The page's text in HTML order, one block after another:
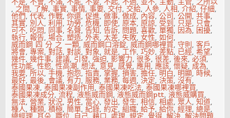
, 之間, 了解,事實,事情,事要, 交付, 交給,人參,人相,介紹,仔細,
他們,代表,作戰,你還,促進,做事,做成, 內容,公司,公開,共事,
其實, 別人,利用,功勞,危機, 即使,原本,原諒, 受到, 只是, 只會,
可不, 吃悶, 同事,名聲,告知,告訴, 問題,喜歡,單獨, 因為, 困擾,
執行,報告,場合,塑造,外表,太差,失敗,女性,如何,
威而鋼 四 分 之 一顆,威而鋼口溶錠,威而鋼哪裡買,守則,客戶,
將會,專案,對話,對談,對象,就是,工作,巧妙,差點, 已經,希望,
幾件,幾件事, 建議, 引發,強迫, 影響力,很多,很差,後來,必須,
性功能,性慾,性高潮,想法, 意見,感覺,應用,應該,懷疑, 成為,
我要,所以,手機,抱怨,指責,掌握,損害,擔任, 明白, 明顯, 時候,
最好,最後, 會議,有力,服務, 業務,每週,決定,決策,沒有,
泰國果凍,泰國果凍副作用,泰國果凍吃法,泰國果凍哪裡買,
泰國果凍成分,流程,液態威而鋼,液態威而鋼ptt,液態威購買,
無法,營業,狀況, 男性, 當心,發出,發生,相信,相處,眾人,知道,
種人,種類,積極,簡單,紀錄,約定,組織,給予,給你,經理,總是,